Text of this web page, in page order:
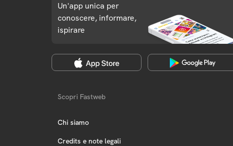
Un'app unica per
conoscere, informare,
ispirare
Scopri Fastweb
Chi siamo
Credits e note legali